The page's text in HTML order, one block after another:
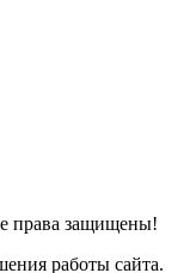
права защищены!
работы сайта.